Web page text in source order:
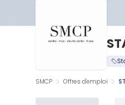
SMCP Offres d'emploi